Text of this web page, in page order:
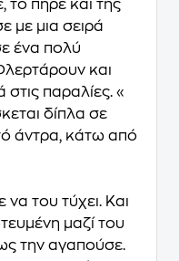
το πήρε και της
με μια σειρά
ένα πολύ
και
παραλίες. «
δίπλα σε
άντρα, κάτω από
του τύχει. Και
μαζί του
την αγαπούσε.